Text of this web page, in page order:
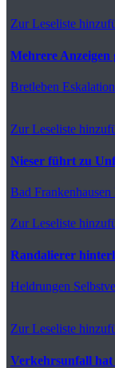
Zur Leseliste
Mehrere Anzeigen
Bretleben
Zur Leseliste
Nieser führt zu
Bad Frankenhausen
Zur Leseliste
Randalierer
Heldrungen
Zur Leseliste
Verkehrsunfall